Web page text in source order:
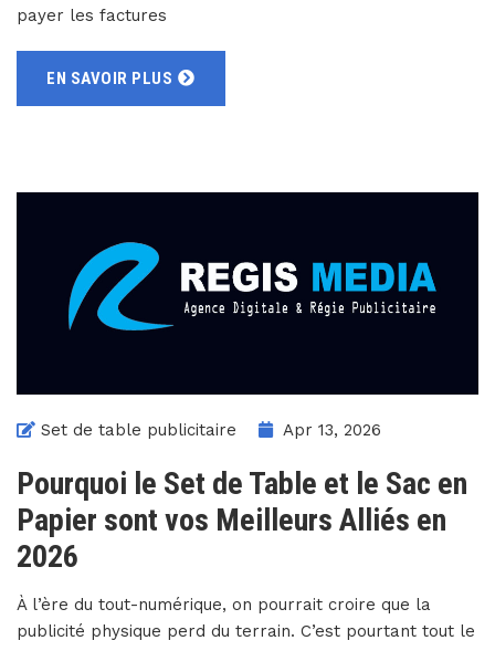
payer les factures
EN SAVOIR PLUS
Set de table publicitaire Apr 13, 2026
Pourquoi le Set de Table et le Sac en
Papier sont vos Meilleurs Alliés en
2026
À l’ère du tout-numérique, on pourrait croire que la
publicité physique perd du terrain. C’est pourtant tout le